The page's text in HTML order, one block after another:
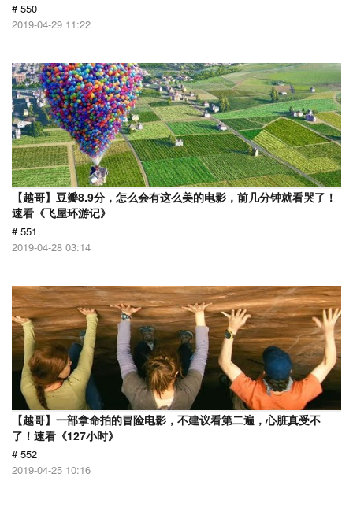
# 550
2019-04-29 11:22
【越哥】豆瓣8.9分，怎么会有这么美的电影，前几分钟就看哭了！
速看《飞屋环游记》
# 551
2019-04-28 03:14
【越哥】一部拿命拍的冒险电影，不建议看第二遍，心脏真受不
了！速看《127小时》
# 552
2019-04-25 10:16